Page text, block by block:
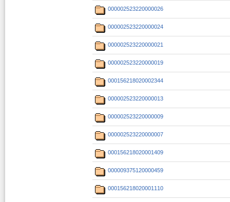
000002523220000026
000002523220000024
000002523220000021
000002523220000019
000156218020002344
000002523220000013
000002523220000009
000002523220000007
000156218020001409
000009375120000459
000156218020001110